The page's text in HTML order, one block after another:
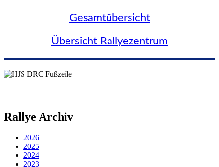
Gesamtübersicht
Übersicht Rallyezentrum
Rallye Archiv
2026
2025
2024
2023